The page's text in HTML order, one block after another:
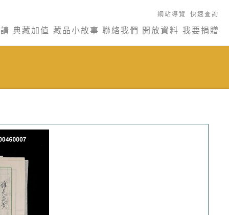
網站導覽 快速查詢
典藏加值 藏品小故事 聯絡我們 開放資料 我要捐贈